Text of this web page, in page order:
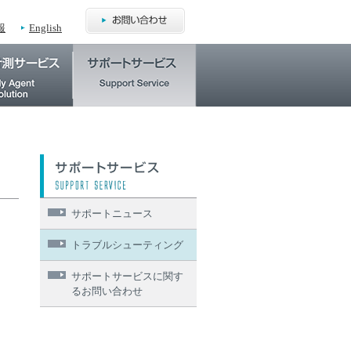
English
サポートニュース
トラブルシューティング
サポートサービスに関す
るお問い合わせ